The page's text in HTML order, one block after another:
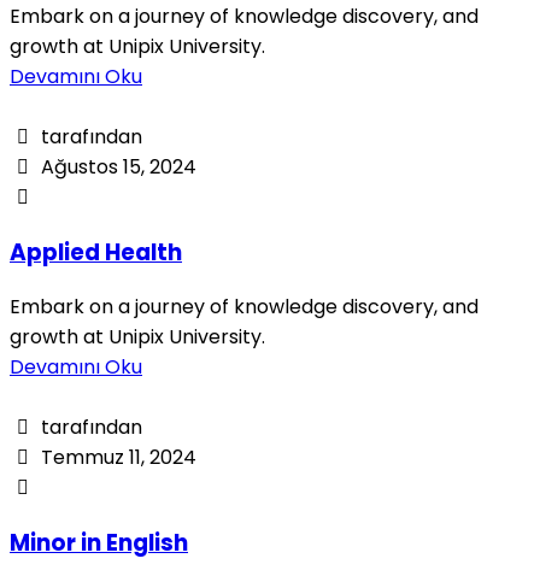
Embark on a journey of knowledge discovery, and
growth at Unipix University.
Devamını Oku
tarafından
Ağustos 15, 2024
Applied Health
Embark on a journey of knowledge discovery, and
growth at Unipix University.
Devamını Oku
tarafından
Temmuz 11, 2024
Minor in English